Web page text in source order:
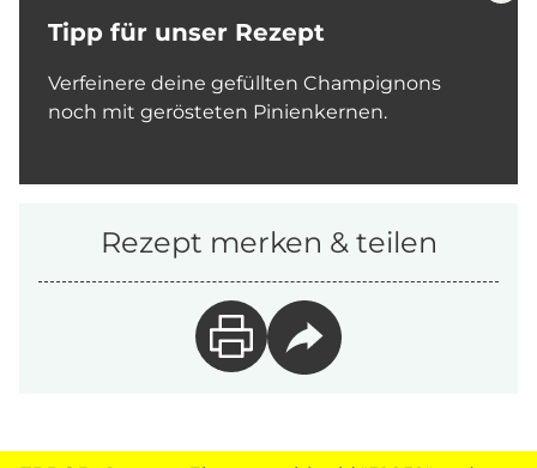
Tipp für unser Rezept
Verfeinere deine gefüllten Champignons
noch mit gerösteten Pinienkernen.
Rezept merken & teilen